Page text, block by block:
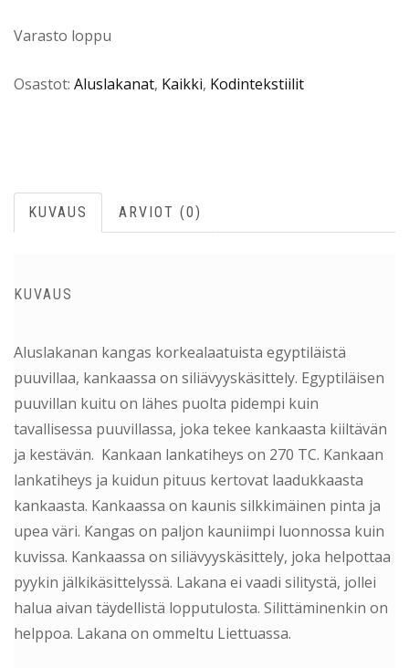
Varasto loppu
Osastot: Aluslakanat, Kaikki, Kodintekstiilit
KUVAUS ARVIOT (0)
KUVAUS
Aluslakanan kangas korkealaatuista egyptiläistä
puuvillaa, kankaassa on siliävyyskäsittely. Egyptiläisen
puuvillan kuitu on lähes puolta pidempi kuin
tavallisessa puuvillassa, joka tekee kankaasta kiiltävän
ja kestävän. Kankaan lankatiheys on 270 TC. Kankaan
lankatiheys ja kuidun pituus kertovat laadukkaasta
kankaasta. Kankaassa on kaunis silkkimäinen pinta ja
upea väri. Kangas on paljon kauniimpi luonnossa kuin
kuvissa. Kankaassa on siliävyyskäsittely, joka helpottaa
pyykin jälkikäsittelyssä. Lakana ei vaadi silitystä, jollei
halua aivan täydellistä lopputulosta. Silittäminenkin on
helppoa. Lakana on ommeltu Liettuassa.